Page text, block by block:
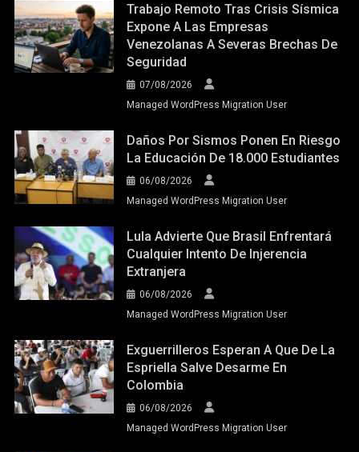
Trabajo Remoto Tras Crisis Sísmica
Expone A Las Empresas
Venezolanas A Severas Brechas De
Seguridad
07/08/2026
Managed WordPress Migration User
Daños Por Sismos Ponen En Riesgo
La Educación De 18.000 Estudiantes
06/08/2026
Managed WordPress Migration User
Lula Advierte Que Brasil Enfrentará
Cualquier Intento De Injerencia
Extranjera
06/08/2026
Managed WordPress Migration User
Exguerrilleros Esperan A Que De La
Espriella Salve Desarme En
Colombia
06/08/2026
Managed WordPress Migration User